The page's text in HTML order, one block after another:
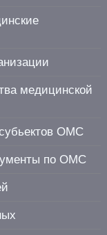
медицинской
ОМС
по ОМС